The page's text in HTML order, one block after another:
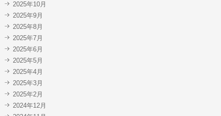
2025年10月
2025年9月
2025年8月
2025年7月
2025年6月
2025年5月
2025年4月
2025年3月
2025年2月
2024年12月